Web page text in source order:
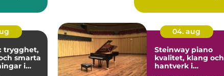
trygghet,
smarta
i
04. aug
Steinway piano
kvalitet, klang och
hantverk i